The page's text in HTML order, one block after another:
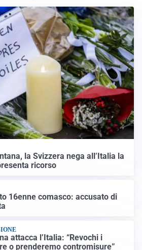
la Svizzera nega all’Italia la
ricorso
16enne comasco: accusato di
attacca l’Italia: “Revochi i
o prenderemo contromisure”